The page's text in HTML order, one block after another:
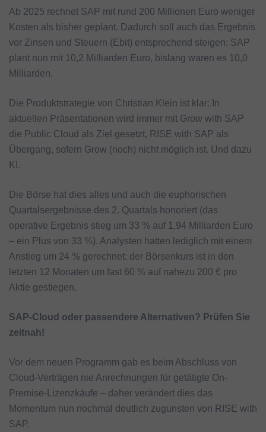
Ab 2025 rechnet SAP mit rund 200 Millionen Euro weniger
Kosten als bisher geplant. Dadurch soll auch das Ergebnis
vor Zinsen und Steuern (Ebit) entsprechend steigen: SAP
plant nun mit 10,2 Milliarden Euro, bislang waren es 10,0
Milliarden.
Die Produktstrategie von Christian Klein ist klar: In
aktuellen Präsentationen wird immer mit Grow with SAP
die Public Cloud als Ziel gesetzt, RISE with SAP als
Übergang, sofern Grow (noch) nicht möglich ist. Und dazu
KI.
Die Börse hat dies alles und auch die euphorischen
Quartalsergebnisse des 2. Quartals honoriert (das
operative Ergebnis stieg um 33 % auf 1,94 Milliarden Euro
– ein Plus von 33 %). Analysten hatten lediglich mit einem
Anstieg um 24 % gerechnet: der Börsenkurs ist in den
letzten 12 Monaten um fast 60 % auf nahezu 200 € pro
Aktie gestiegen.
SAP-Cloud oder passendere Alternativen? Prüfen Sie
zeitnah!
Vor dem neuen Programm gab es beim Abschluss von
Cloud-Verträgen nie Anrechnungen für getätigte On-
Premise-Lizenzkäufe – daher verändert dies das
Momentum nun nochmal deutlich zugunsten von RISE with
SAP.